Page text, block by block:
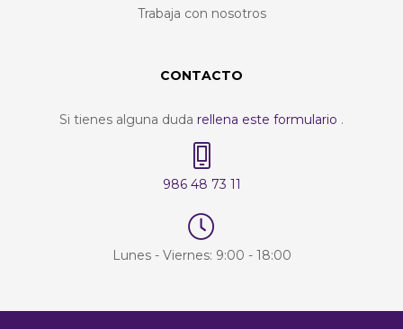
Trabaja con nosotros
CONTACTO
Si tienes alguna duda rellena este formulario .
986 48 73 11
Lunes - Viernes: 9:00 - 18:00